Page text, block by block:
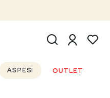
ASPESI OUTLET